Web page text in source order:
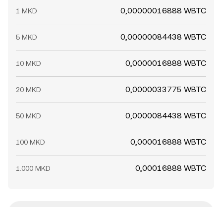
1 MKD 0,00000016888 WBTC
5 MKD 0,00000084438 WBTC
10 MKD 0,0000016888 WBTC
20 MKD 0,0000033775 WBTC
50 MKD 0,0000084438 WBTC
100 MKD 0,000016888 WBTC
1.000 MKD 0,00016888 WBTC